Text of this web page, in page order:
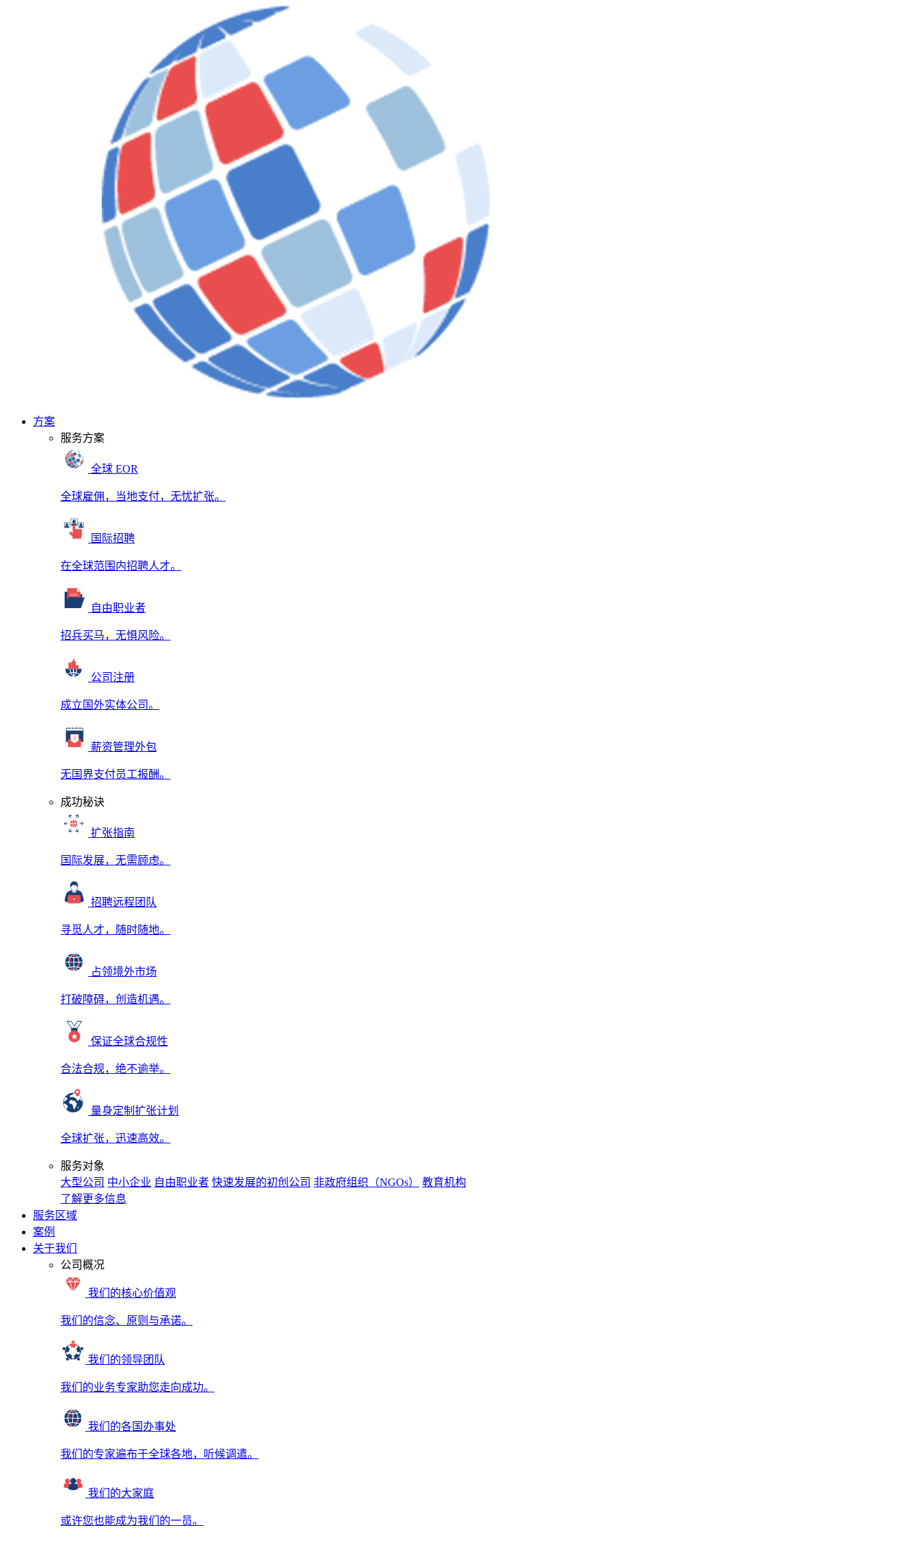
方案
服务方案
全球 EOR
全球雇佣，当地支付，无忧扩张。
国际招聘
在全球范围内招聘人才。
自由职业者
招兵买马，无惧风险。
公司注册
成立国外实体公司。
薪资管理外包
无国界支付员工报酬。
成功秘诀
扩张指南
国际发展，无需顾虑。
招聘远程团队
寻觅人才，随时随地。
占领境外市场
打破障碍，创造机遇。
保证全球合规性
合法合规，绝不逾举。
量身定制扩张计划
全球扩张，迅速高效。
服务对象
大型公司 中小企业 自由职业者 快速发展的初创公司 非政府组织（NGOs）
教育机构
了解更多信息
服务区域
案例
关于我们
公司概况
我们的核心价值观
我们的信念、原则与承诺。
我们的领导团队
我们的业务专家助您走向成功。
我们的各国办事处
我们的专家遍布于全球各地，听候调遣。
我们的大家庭
或许您也能成为我们的一员。